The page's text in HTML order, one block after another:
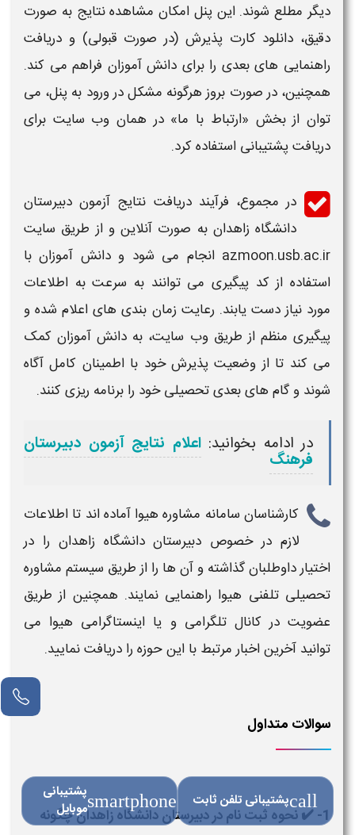
دیگر مطلع شوند. این پنل امکان مشاهده نتایج به صورت
دقیق، دانلود کارت پذیرش (در صورت قبولی) و دریافت
راهنمایی های بعدی را برای دانش آموزان فراهم می کند.
همچنین، در صورت بروز هرگونه مشکل در ورود به پنل، می
توان از بخش «ارتباط با ما» در همان وب سایت برای
دریافت پشتیبانی استفاده کرد.
در مجموع، فرآیند دریافت نتایج آزمون دبیرستان
دانشگاه زاهدان به صورت آنلاین و از طریق سایت
azmoon.usb.ac.ir انجام می شود و دانش آموزان با
استفاده از کد پیگیری می توانند به سرعت به اطلاعات
مورد نیاز دست یابند. رعایت زمان بندی هایاعلام شده و
پیگیری منظم از طریق وب سایت، به دانش آموزان کمک
می کند تا از وضعیت پذیرش خود با اطمینان کامل آگاه
شوند و گام های بعدی تحصیلی خود را برنامه ریزی کنند.
در ادامه بخوانید: اعلام نتایج آزمون دبیرستان
فرهنگ
کارشناسان سامانه مشاوره هیوا آماده اند تا اطلاعات
لازم در خصوص دبیرستان دانشگاه زاهدان را در
اختیار داوطلبان گذاشته و آن ها را از طریق سیستم مشاوره
تحصیلی تلفنی هیوا راهنمایی نمایند. همچنین از طریق
عضویت در کانال تلگرامی و یا اینستاگرامی هیوا می
توانید آخرین اخبار مرتبط با این حوزه را دریافت نمایید.
سوالات متداول
1- ✔️ نحوه ثبت نام در دبیرستان دانشگاه زاهدان چگونه
callپشتیبانی تلفن ثابت smartphoneپشتیبانی
موبایل